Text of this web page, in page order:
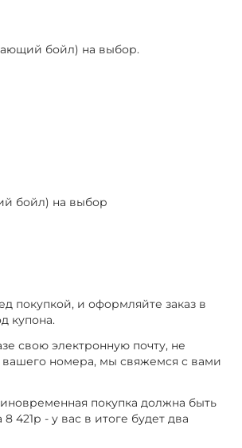
бойл) на выбор.
бойл) на выбор
покупкой, и оформляйте заказ в
купона.
свою электронную почту, не
номера, мы свяжемся с вами
покупка должна быть
421р - у вас в итоге будет два